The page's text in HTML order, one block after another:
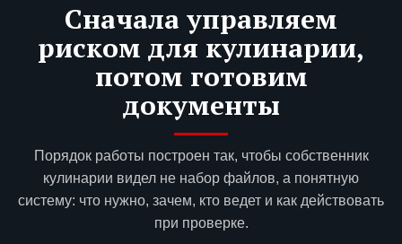
Сначала управляем
риском для кулинарии,
потом готовим
документы
Порядок работы построен так, чтобы собственник
кулинарии видел не набор файлов, а понятную
систему: что нужно, зачем, кто ведет и как действовать
при проверке.